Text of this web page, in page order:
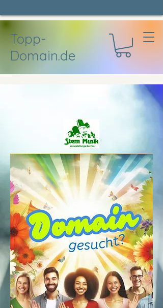
Topp-
Domain.de